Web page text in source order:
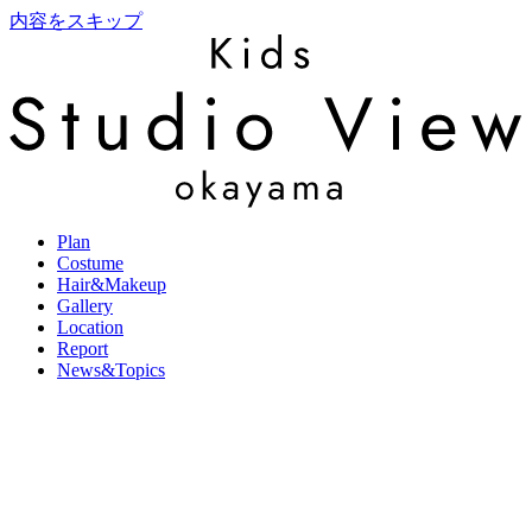
内容をスキップ
Plan
Costume
Hair&Makeup
Gallery
Location
Report
News&Topics